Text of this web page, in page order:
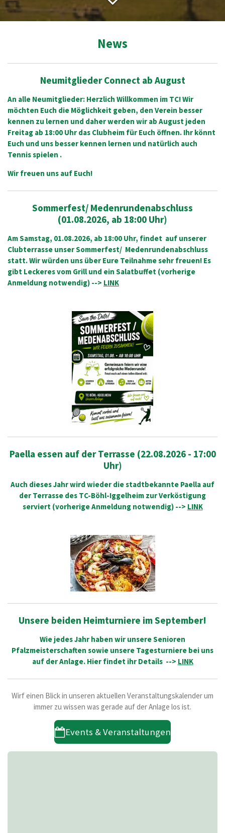
News
Neumitglieder Connect ab August
An alle Neumitglieder: Herzlich Willkommen im TC!Wir
möchten Euch die Möglichkeit geben, den Verein besser
kennen zu lernen und daher werden wir ab August jeden
Freitag ab 18:00 Uhr das Clubheim für Euch öffnen. Ihr könnt
Euch und uns besser kennen lernen und natürlich auch
Tennis spielen .
Wir freuen uns auf Euch!
Sommerfest/ Medenrundenabschluss
(01.08.2026, ab 18:00 Uhr)
Am Samstag, 01.08.2026, ab 18:00 Uhr, findet auf unserer
Clubterrasse unser Sommerfest/ Medenrundenabschluss
statt. Wir würden uns über Eure Teilnahme sehr freuen! Es
gibt Leckeres vom Grill und ein Salatbuffet (vorherige
Anmeldung notwendig) --> LINK
Paella essen auf der Terrasse (22.08.2026 - 17:00
Uhr)
Auch dieses Jahr wird wieder die stadtbekannte Paella auf
der Terrasse des TC-Böhl-Iggelheim zur Verköstigung
serviert (vorherige Anmeldung notwendig) --> LINK
Unsere beiden Heimturniere im September!
Wie jedes Jahr haben wir unsere Senioren
Pfalzmeisterschaften sowie unsere Tagesturniere bei uns
auf der Anlage. Hier findet ihr Details --> LINK
Wirf einen Blick in unseren aktuellen Veranstaltungskalender um
immer zu wissen was gerade auf der Anlage los ist.
Events & Veranstaltungen